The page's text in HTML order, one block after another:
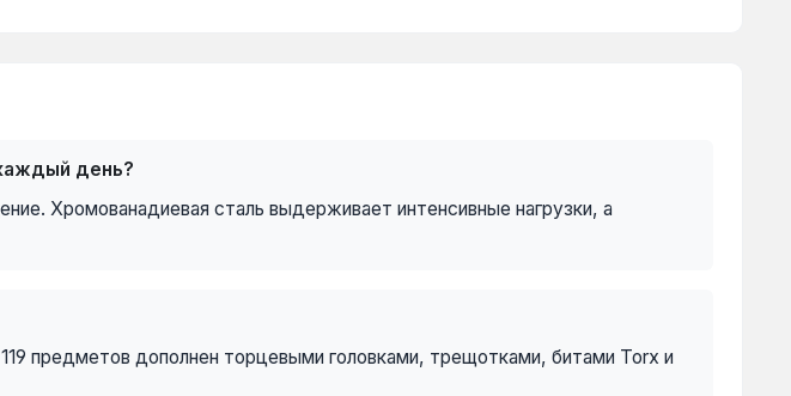
день?
Хромованадиевая сталь выдерживает интенсивные нагрузки, а
предметов дополнен торцевыми головками, трещотками, битами Torx и